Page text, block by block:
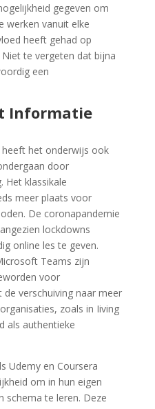
gegeven om
werken vanuit elke
heeft gehad op
te vergeten dat bijna
een
Informatie
het onderwijs ook
door
Het klassikale
meer plaats voor
De coronapandemie
lockdowns
online les te geven.
Teams zijn
voor
verschuiving naar meer
zoals in Iiving
als authentieke
Udemy en Coursera
om in hun eigen
schema te leren. Deze